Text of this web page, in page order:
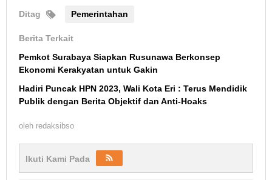
Ditag Pemerintahan
Berita Terkait
Pemkot Surabaya Siapkan Rusunawa Berkonsep
Ekonomi Kerakyatan untuk Gakin
Hadiri Puncak HPN 2023, Wali Kota Eri : Terus Mendidik
Publik dengan Berita Objektif dan Anti-Hoaks
oleh redaksibso
Ikuti Kami Pada